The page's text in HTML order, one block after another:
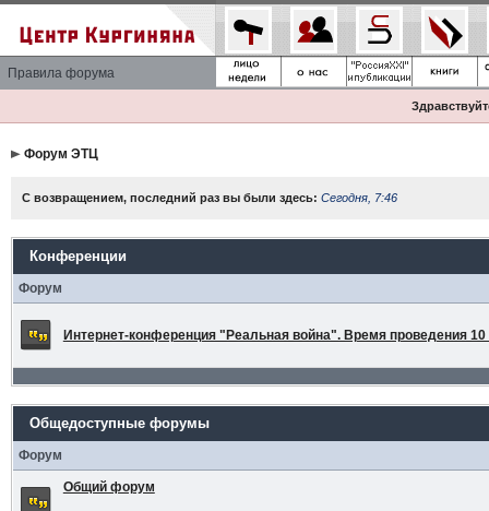
Правила форума
Форум ЭТЦ
С возвращением, последний раз вы были здесь: Сегодня, 7:46
Конференции
Форум
Интернет-конференция "Реальная война". Время проведения 10
Общедоступные форумы
Форум
Общий форум